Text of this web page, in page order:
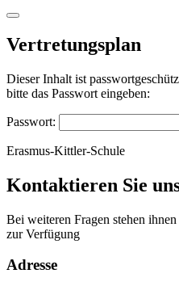
Vertretungsplan
Dieser Inhalt ist
bitte das Passwort eingeben:
Passwort:
Erasmus-Kittler-Schule
Kontaktieren Sie
Bei weiteren Fragen stehen
zur Verfügung
Adresse